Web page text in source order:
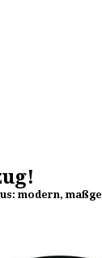
modern,